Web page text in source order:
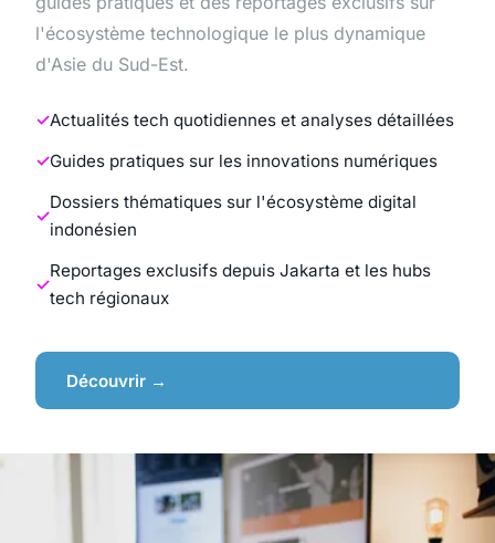
l'écosystème technologique le plus dynamique
d'Asie du Sud-Est.
Actualités tech quotidiennes et analyses détaillées
Guides pratiques sur les innovations numériques
Dossiers thématiques sur l'écosystème digital
indonésien
Reportages exclusifs depuis Jakarta et les hubs
tech régionaux
Découvrir →